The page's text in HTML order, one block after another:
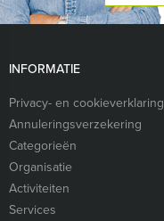
INFORMATIE
Privacy- en cookieverklaring
Annuleringsverzekering
Categorieën
Organisatie
Activiteiten
Services